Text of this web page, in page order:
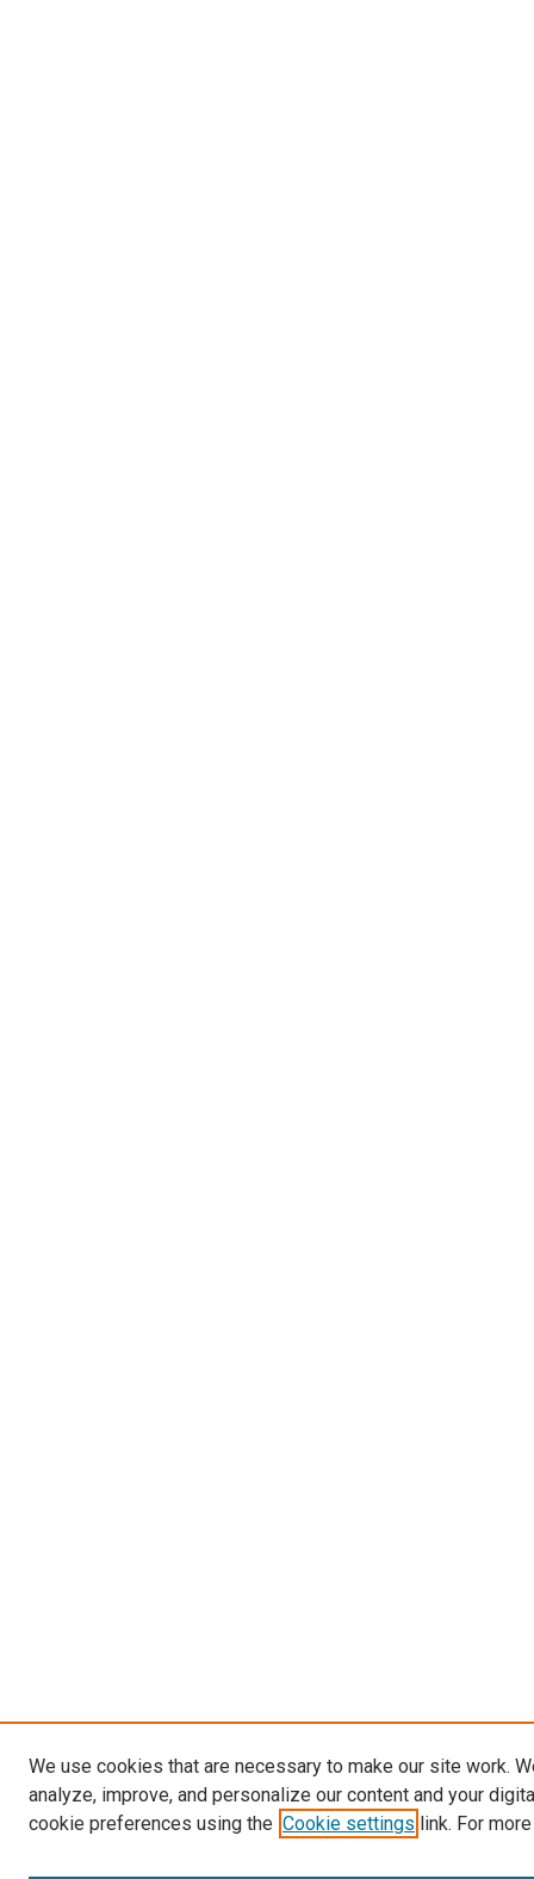
We use cookies that are necessary to make our site work.
analyze, improve, and personalize our content and your
cookie preferences using the Cookie settings link. For